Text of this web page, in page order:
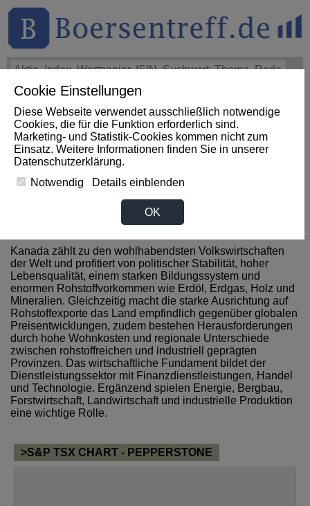
Cookie Einstellungen
Diese Webseite verwendet ausschließlich notwendige
Cookies, die für die Funktion erforderlich sind.
Marketing- und Statistik-Cookies kommen nicht zum
Einsatz. Weitere Informationen finden Sie in unserer
Datenschutzerklärung.
Notwendig
Details einblenden
OK
THEMEN HOT-STOCKS
Impact News +++ First Phosphate Corp.: First Phosphate
Announces Uplisting of American Depositary Receipt (ADR)
to Nasdaq... (Newsfile) +++ FIRST PHOSPHATE Aktie
+4,02%
Top- News zu Kanada
Kanada zählt zu den wohlhabendsten Volkswirtschaften
der Welt und profitiert von politischer Stabilität, hoher
Lebensqualität, einem starken Bildungssystem und
enormen Rohstoffvorkommen wie Erdöl, Erdgas, Holz und
Mineralien. Gleichzeitig macht die starke Ausrichtung auf
Rohstoffexporte das Land empfindlich gegenüber globalen
Preisentwicklungen, zudem bestehen Herausforderungen
durch hohe Wohnkosten und regionale Unterschiede
zwischen rohstoffreichen und industriell geprägten
Provinzen. Das wirtschaftliche Fundament bildet der
Dienstleistungssektor mit Finanzdienstleistungen, Handel
und Technologie. Ergänzend spielen Energie, Bergbau,
Forstwirtschaft, Landwirtschaft und industrielle Produktion
eine wichtige Rolle.
>S&P TSX CHART - PEPPERSTONE